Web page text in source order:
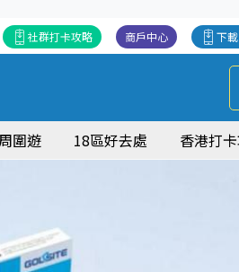
下
商戶中心
社群打卡攻略
圍遊 18區好去處 香港打